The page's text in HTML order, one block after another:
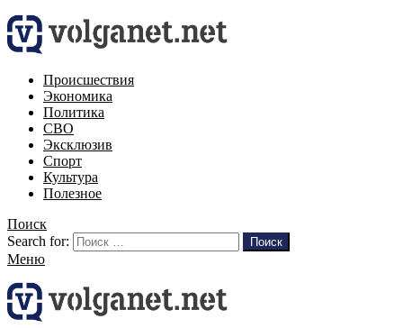
Происшествия
Экономика
Политика
СВО
Эксклюзив
Спорт
Культура
Полезное
Поиск
Search for:
Поиск
Меню